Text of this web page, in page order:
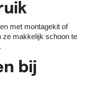
met montagekit of
ze makkelijk schoon te
bij